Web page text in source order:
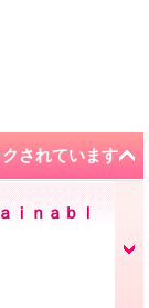
されています
ｉｎａｂｌ